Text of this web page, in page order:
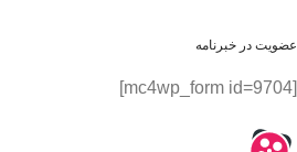
عضویت در خبرنامه
[mc4wp_form id=9704]